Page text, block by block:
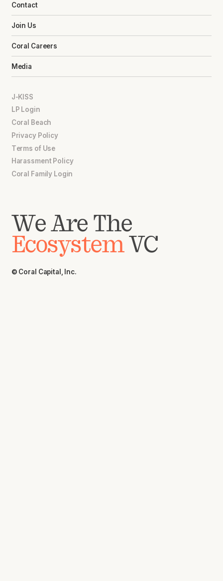
Contact
Join Us
Coral Careers
Media
J-KISS
LP Login
Coral Beach
Privacy Policy
Terms of Use
Harassment Policy
Coral Family Login
We Are The
EcosystemVC
© Coral Capital, Inc.